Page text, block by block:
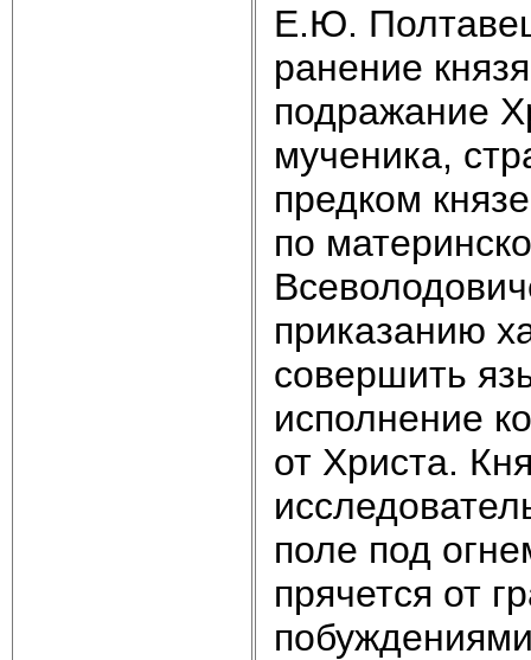
Е.Ю.
ранение
подражание
мученика,
предком
по
приказанию
совершить
исполнение
от Христа.
поле под
прячется от